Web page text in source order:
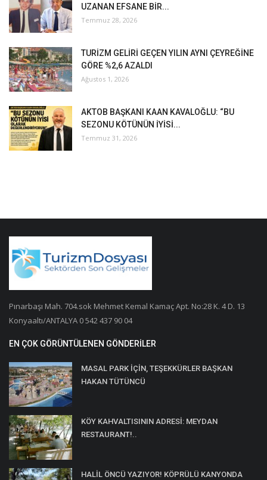
UZANAN EFSANE BİR...
Temmuz 28, 2026
TURİZM GELİRİ GEÇEN YILIN AYNI ÇEYREĞİNE
GÖRE %2,6 AZALDI
Ağustos 1, 2026
AKTOB BAŞKANI KAAN KAVALOĞLU: “BU
SEZONU KÖTÜNÜN İYİSİ...
Temmuz 31, 2026
Pınarbaşı Mah. 704.sok Mehmet Kemal Kamaç Apt. No:28 K. 4 D. 13
Konyaaltı/ANTALYA 0 542 437 90 04
EN ÇOK GÖRÜNTÜLENEN GÖNDERILER
MASAL PARK İÇİN, TEŞEKKÜRLER BAŞKAN
HAKAN TÜTÜNCÜ
KÖY KAHVALTISININ ADRESİ: MEYDAN
RESTAURANT!..
HALİL ÖNCÜ YAZIYOR! KÖPRÜLÜ KANYONDA